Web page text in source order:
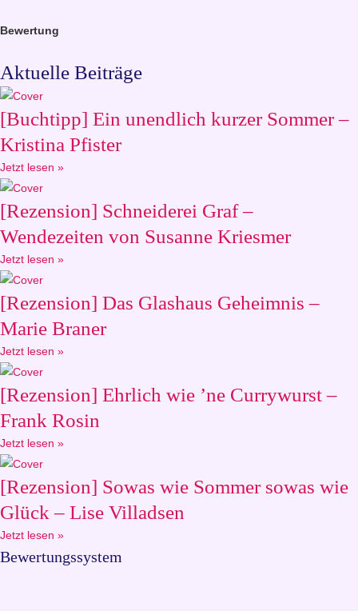
Bewertung
Aktuelle Beiträge
[Buchtipp] Ein unendlich kurzer Sommer –
Kristina Pfister
Jetzt lesen »
[Rezension] Schneiderei Graf –
Wendezeiten von Susanne Kriesmer
Jetzt lesen »
[Rezension] Das Glashaus Geheimnis –
Marie Braner
Jetzt lesen »
[Rezension] Ehrlich wie ’ne Currywurst –
Frank Rosin
Jetzt lesen »
[Rezension] Sowas wie Sommer sowas wie
Glück – Lise Villadsen
Jetzt lesen »
Bewertungssystem